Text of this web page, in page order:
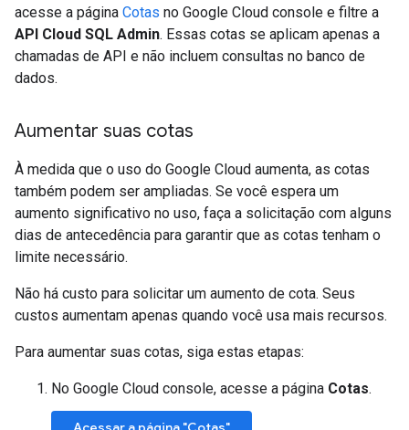
acesse a página Cotas no Google Cloud console e filtre a
API Cloud SQL Admin. Essas cotas se aplicam apenas a
chamadas de API e não incluem consultas no banco de
dados.
Aumentar suas cotas
À medida que o uso do Google Cloud aumenta, as cotas
também podem ser ampliadas. Se você espera um
aumento significativo no uso, faça a solicitação com alguns
dias de antecedência para garantir que as cotas tenham o
limite necessário.
Não há custo para solicitar um aumento de cota. Seus
custos aumentam apenas quando você usa mais recursos.
Para aumentar suas cotas, siga estas etapas:
No Google Cloud console, acesse a página Cotas.